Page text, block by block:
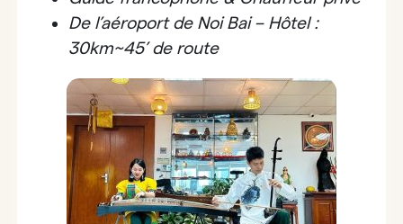
De l’aéroport de Noi Bai – Hôtel :
30km~45’ de route